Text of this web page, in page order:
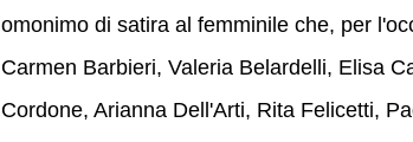
omonimo di satira al femminile che, per
Carmen Barbieri, Valeria Belardelli, Elisa
Cordone, Arianna Dell'Arti, Rita Felicetti,